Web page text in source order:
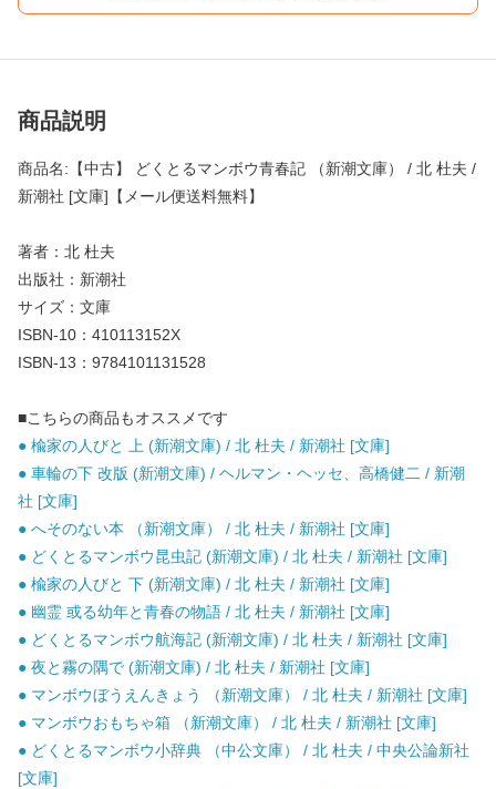
商品説明
商品名:【中古】 どくとるマンボウ青春記 （新潮文庫） / 北 杜夫 /
新潮社 [文庫]【メール便送料無料】
著者：北 杜夫
出版社：新潮社
サイズ：文庫
ISBN-10：410113152X
ISBN-13：9784101131528
■こちらの商品もオススメです
● 楡家の人びと 上 (新潮文庫) / 北 杜夫 / 新潮社 [文庫]
● 車輪の下 改版 (新潮文庫) / ヘルマン・ヘッセ、高橋健二 / 新潮
社 [文庫]
● へそのない本 （新潮文庫） / 北 杜夫 / 新潮社 [文庫]
● どくとるマンボウ昆虫記 (新潮文庫) / 北 杜夫 / 新潮社 [文庫]
● 楡家の人びと 下 (新潮文庫) / 北 杜夫 / 新潮社 [文庫]
● 幽霊 或る幼年と青春の物語 / 北 杜夫 / 新潮社 [文庫]
● どくとるマンボウ航海記 (新潮文庫) / 北 杜夫 / 新潮社 [文庫]
● 夜と霧の隅で (新潮文庫) / 北 杜夫 / 新潮社 [文庫]
● マンボウぼうえんきょう （新潮文庫） / 北 杜夫 / 新潮社 [文庫]
● マンボウおもちゃ箱 （新潮文庫） / 北 杜夫 / 新潮社 [文庫]
● どくとるマンボウ小辞典 （中公文庫） / 北 杜夫 / 中央公論新社
[文庫]